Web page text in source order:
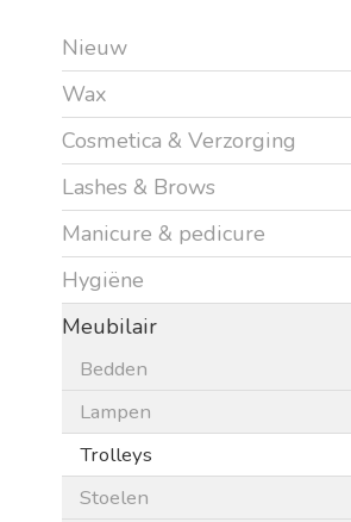
Nieuw
Wax
Cosmetica & Verzorging
Lashes & Brows
Manicure & pedicure
Hygiëne
Meubilair
Bedden
Lampen
Trolleys
Stoelen